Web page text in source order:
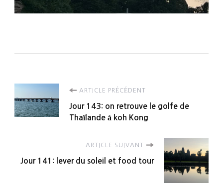
Navigation
d'article
ARTICLE PRÉCÉDENT
Jour 143: on retrouve le golfe de
Thaïlande à koh Kong
ARTICLE SUIVANT
Jour 141: lever du soleil et food tour